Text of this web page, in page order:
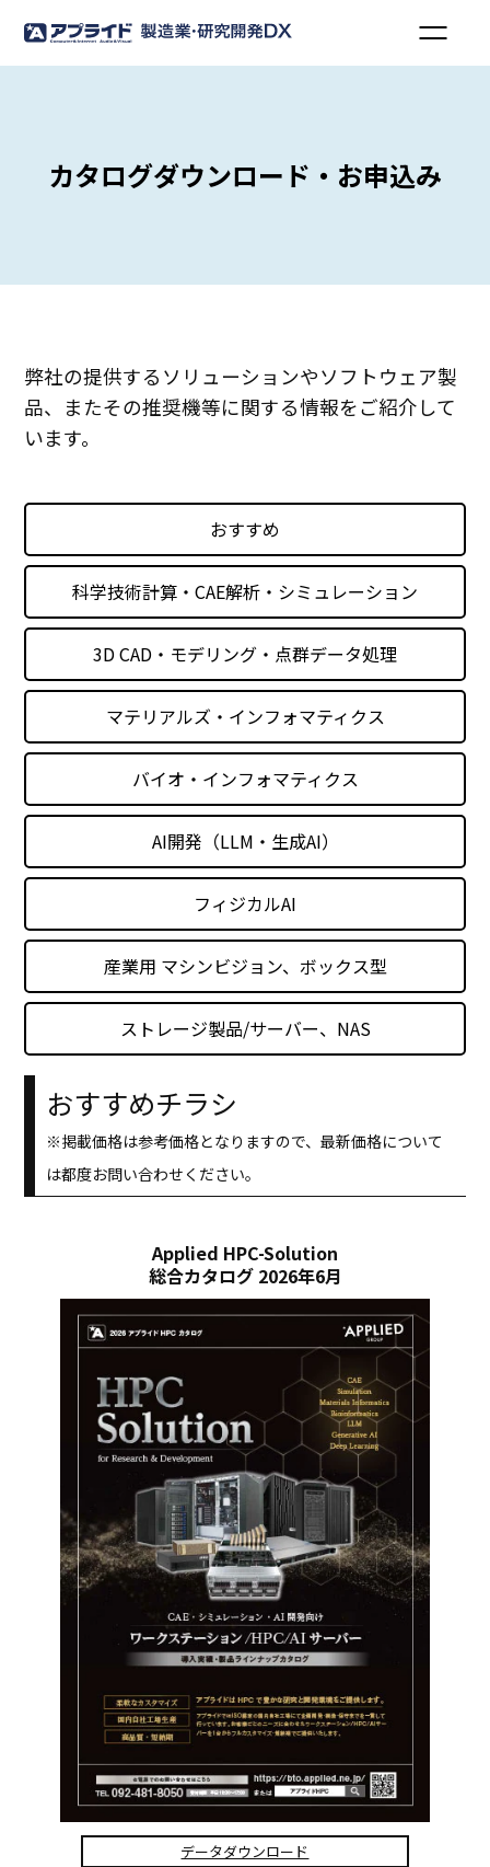
カタログダウンロード・お申込み
弊社の提供するソリューションやソフトウェア製
品、またその推奨機等に関する情報をご紹介して
います。
おすすめ
科学技術計算・CAE解析・シミュレーション
3D CAD・モデリング・点群データ処理
マテリアルズ・インフォマティクス
バイオ・インフォマティクス
AI開発（LLM・生成AI）
フィジカルAI
産業用 マシンビジョン、ボックス型
ストレージ製品/サーバー、NAS
おすすめチラシ
※掲載価格は参考価格となりますので、最新価格について
は都度お問い合わせください。
Applied HPC-Solution
総合カタログ 2026年6月
データダウンロード